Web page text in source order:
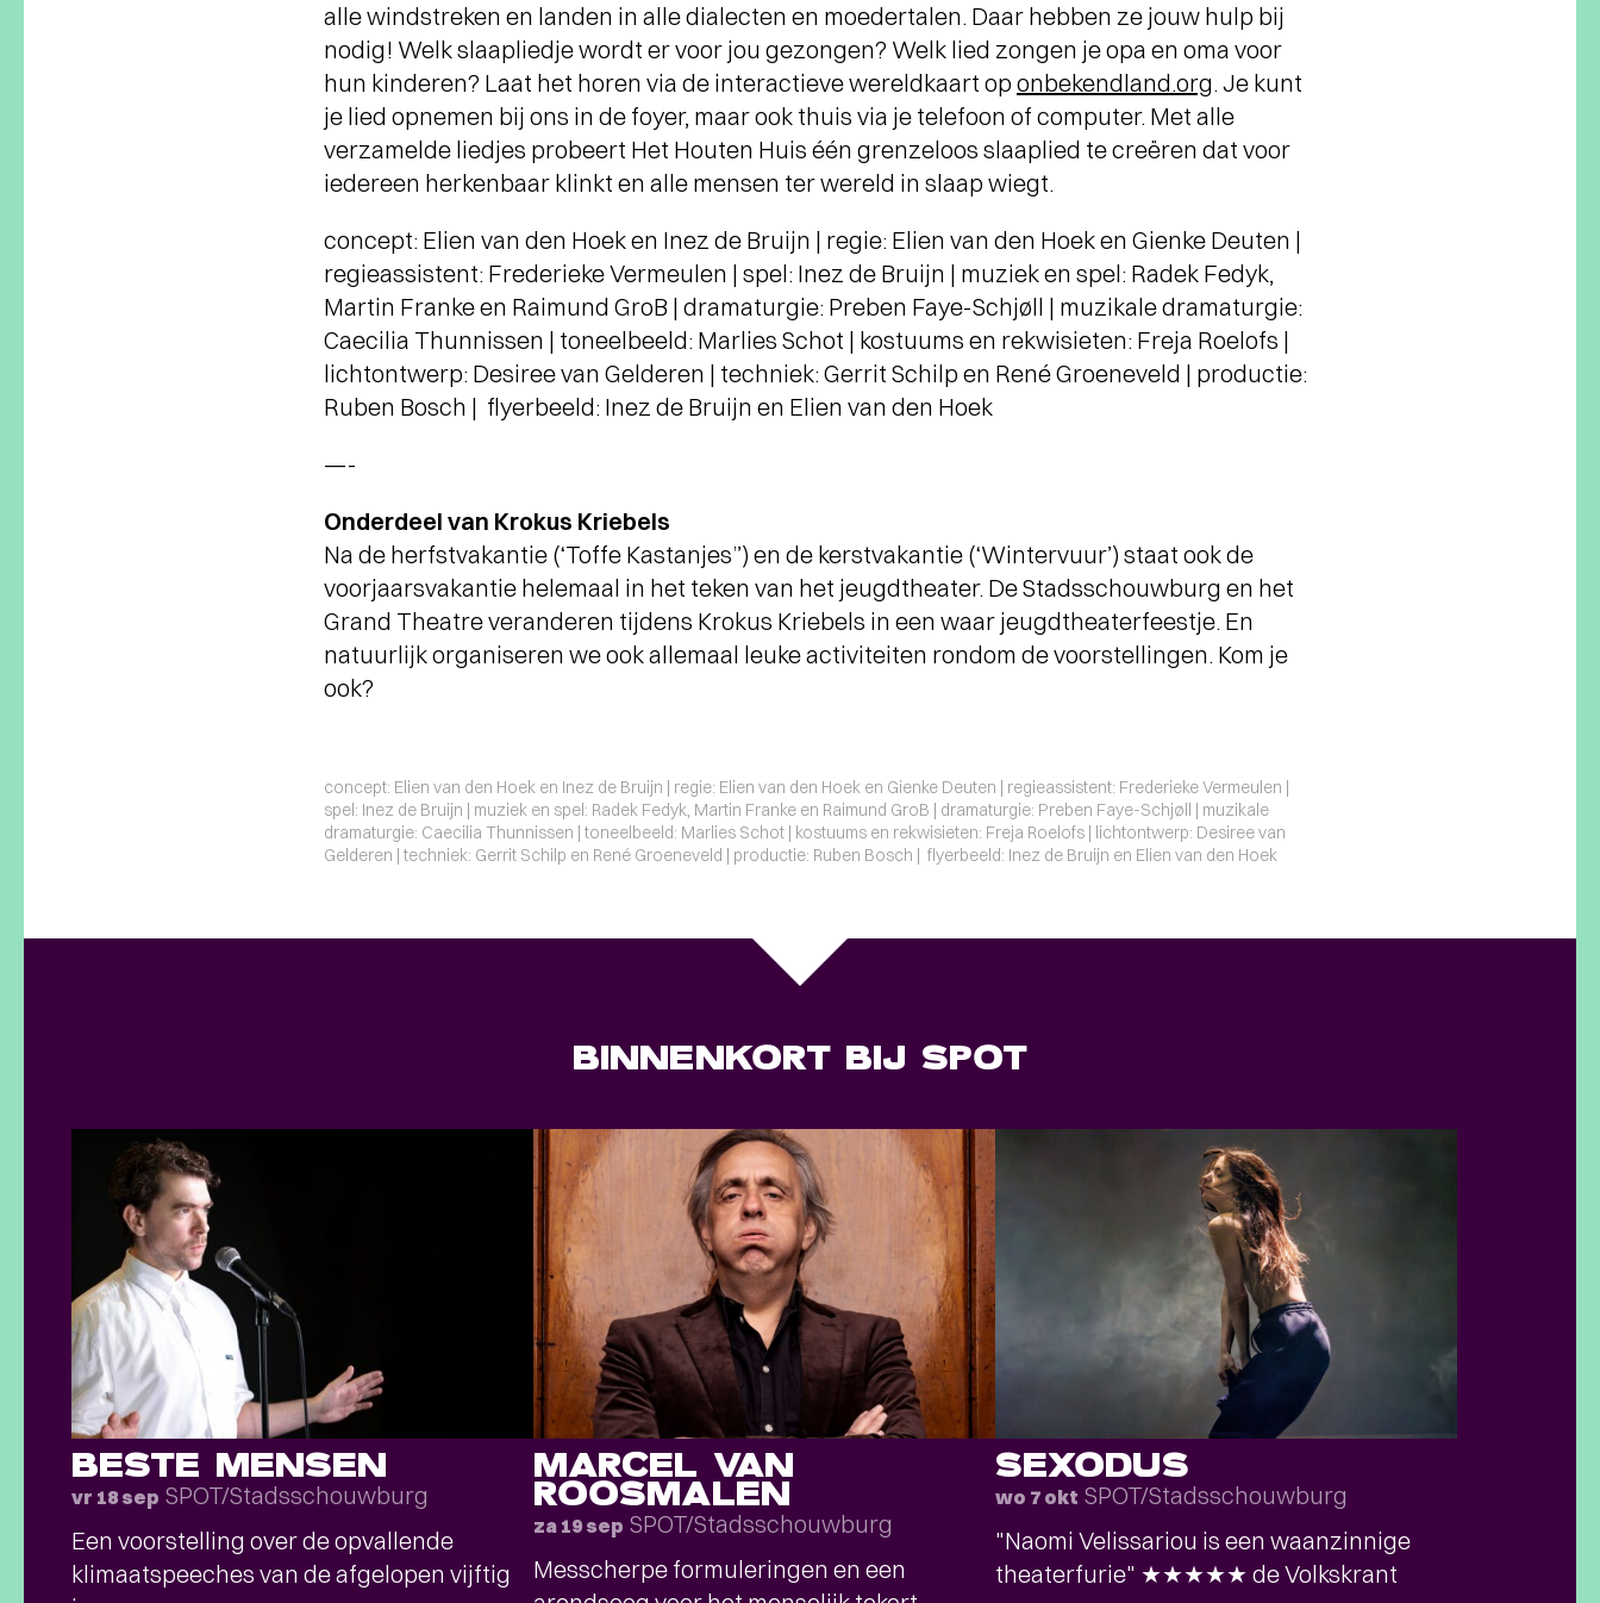
alle windstreken en landen in alle dialecten en moedertalen. Daar hebben ze jouw hulp bij
nodig! Welk slaapliedje wordt er voor jou gezongen? Welk lied zongen je opa en oma voor
hun kinderen? Laat het horen via de interactieve wereldkaart op onbekendland.org. Je kunt
je lied opnemen bij ons in de foyer, maar ook thuis via je telefoon of computer. Met alle
verzamelde liedjes probeert Het Houten Huis één grenzeloos slaaplied te creëren dat voor
iedereen herkenbaar klinkt en alle mensen ter wereld in slaap wiegt.
concept: Elien van den Hoek en Inez de Bruijn | regie: Elien van den Hoek en Gienke Deuten |
regieassistent: Frederieke Vermeulen | spel: Inez de Bruijn | muziek en spel: Radek Fedyk,
Martin Franke en Raimund GroB | dramaturgie: Preben Faye-Schjøll | muzikale dramaturgie:
Caecilia Thunnissen | toneelbeeld: Marlies Schot | kostuums en rekwisieten: Freja Roelofs |
lichtontwerp: Desiree van Gelderen | techniek: Gerrit Schilp en René Groeneveld | productie:
Ruben Bosch | flyerbeeld: Inez de Bruijn en Elien van den Hoek
—-
Onderdeel van Krokus Kriebels
Na de herfstvakantie (‘Toffe Kastanjes”) en de kerstvakantie (‘Wintervuur’) staat ook de
voorjaarsvakantie helemaal in het teken van het jeugdtheater. De Stadsschouwburg en het
Grand Theatre veranderen tijdens Krokus Kriebels in een waar jeugdtheaterfeestje. En
natuurlijk organiseren we ook allemaal leuke activiteiten rondom de voorstellingen. Kom je
ook?
concept: Elien van den Hoek en Inez de Bruijn | regie: Elien van den Hoek en Gienke Deuten | regieassistent: Frederieke Vermeulen |
spel: Inez de Bruijn | muziek en spel: Radek Fedyk, Martin Franke en Raimund GroB | dramaturgie: Preben Faye-Schjøll | muzikale
dramaturgie: Caecilia Thunnissen | toneelbeeld: Marlies Schot | kostuums en rekwisieten: Freja Roelofs | lichtontwerp: Desiree van
Gelderen | techniek: Gerrit Schilp en René Groeneveld | productie: Ruben Bosch | flyerbeeld: Inez de Bruijn en Elien van den Hoek
BINNENKORT BIJ SPOT
BESTE MENSEN
vr 18 sep SPOT/Stadsschouwburg
Een voorstelling over de opvallende
klimaatspeeches van de afgelopen vijftig
MARCEL VAN
ROOSMALEN
za 19 sep SPOT/Stadsschouwburg
Messcherpe formuleringen en een
SEXODUS
wo 7 okt SPOT/Stadsschouwburg
"Naomi Velissariou is een waanzinnige
theaterfurie" ★★★★★ de Volkskrant